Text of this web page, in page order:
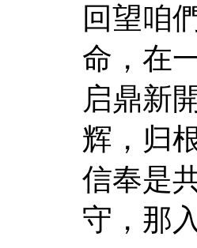
回望咱
命，在
启鼎新
辉，归
信奉是
守，那